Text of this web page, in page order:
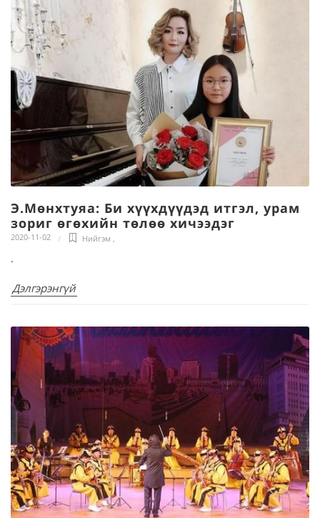
Э.Мөнхтуяа: Би хүүхдүүдэд итгэл, урам
зориг өгөхийн төлөө хичээдэг
2020-11-02 Нийгэм ,
.
Дэлгэрэнгүй